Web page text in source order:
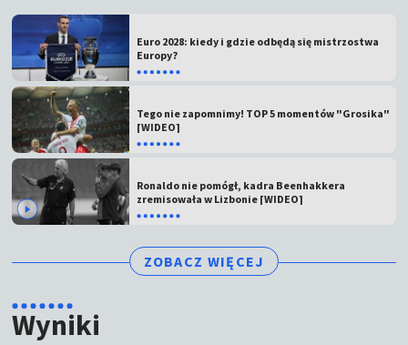
Euro 2028: kiedy i gdzie odbędą się mistrzostwa
Europy?
Tego nie zapomnimy! TOP 5 momentów "Grosika"
[WIDEO]
Ronaldo nie pomógł, kadra Beenhakkera
zremisowała w Lizbonie [WIDEO]
ZOBACZ WIĘCEJ
Wyniki